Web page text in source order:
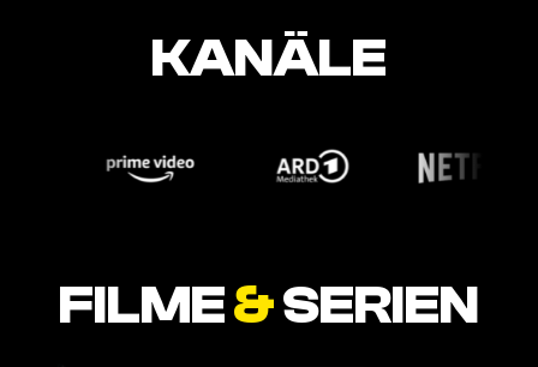
KANÄLE
FILME&SERIEN